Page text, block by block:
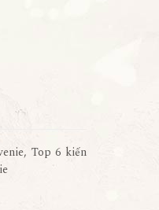
Top 6 kiến